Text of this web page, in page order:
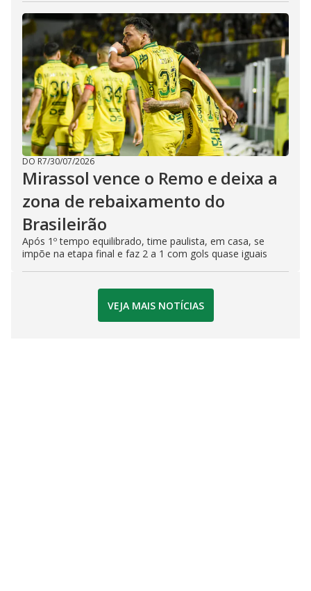
DO R7/30/07/2026
Mirassol vence o Remo e deixa a
zona de rebaixamento do
Brasileirão
Após 1º tempo equilibrado, time paulista, em casa, se
impõe na etapa final e faz 2 a 1 com gols quase iguais
VEJA MAIS NOTÍCIAS